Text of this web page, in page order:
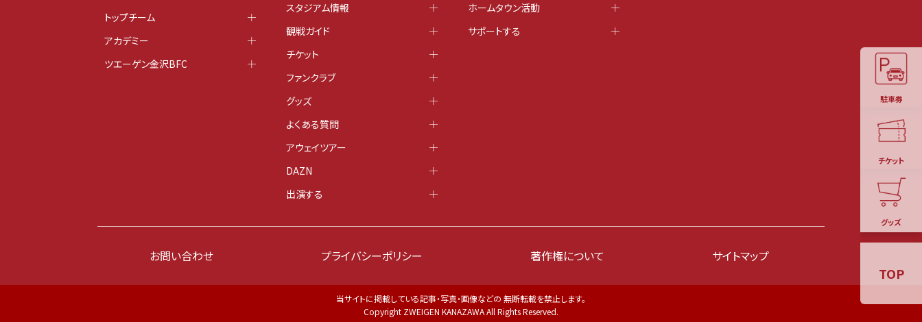
駐車券
チケット
グッズ
TOP
トップチーム
アカデミー
ツエーゲン金沢BFC
スタジアム情報
観戦ガイド
チケット
ファンクラブ
グッズ
よくある質問
アウェイツアー
DAZN
出演する
ホームタウン活動
サポートする
お問い合わせ プライバシーポリシー 著作権について サイトマップ
当サイトに掲載している記事・写真・画像などの 無断転載を禁止します。
Copyright ZWEIGEN KANAZAWA All Rights Reserved.